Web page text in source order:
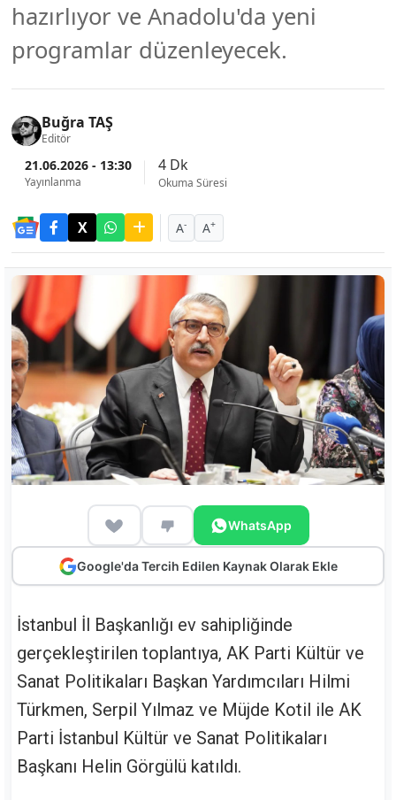
hazırlıyor ve Anadolu'da yeni
programlar düzenleyecek.
Buğra TAŞ
Editör
21.06.2026 - 13:30
Yayınlanma
4 Dk
Okuma Süresi
A- A+
WhatsApp
Google'da Tercih Edilen Kaynak Olarak Ekle
İstanbul İl Başkanlığı ev sahipliğinde
gerçekleştirilen toplantıya, AK Parti Kültür ve
Sanat Politikaları Başkan Yardımcıları Hilmi
Türkmen, Serpil Yılmaz ve Müjde Kotil ile AK
Parti İstanbul Kültür ve Sanat Politikaları
Başkanı Helin Görgülü katıldı.